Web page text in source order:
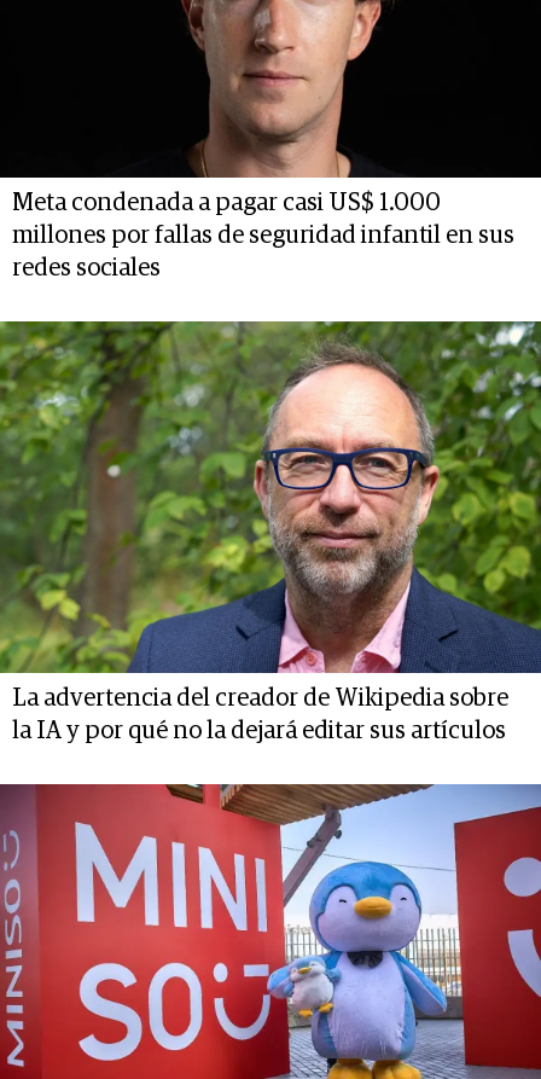
Meta condenada a pagar casi US$ 1.000
millones por fallas de seguridad infantil en sus
redes sociales
La advertencia del creador de Wikipedia sobre
la IA y por qué no la dejará editar sus artículos